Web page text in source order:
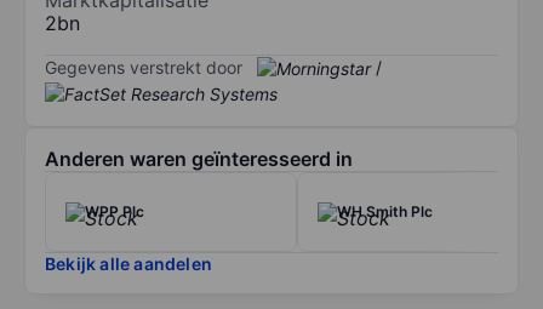
2bn
Gegevens verstrekt door /
Anderen waren geïnteresseerd in
WPP Plc WH Smith Plc
Bekijk alle aandelen